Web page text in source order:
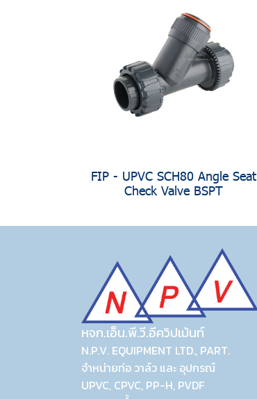
FIP - UPVC SCH80 Angle Seat
Check Valve BSPT
หจก.เอ็น.พี.วี.อีควิปเม้นท์
N.P.V. EQUIPMENT LTD., PART.
จำหน่ายท่อ วาล์ว และ อุปกรณ์
UPVC, CPVC, PP-H, PVDF